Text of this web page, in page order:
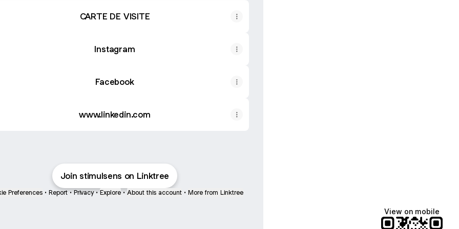
CARTE DE VISITE
Instagram
Facebook
www.linkedin.com
Join stimulsens on Linktree
Preferences • Report • Privacy • Explore • About this account • More from Linktree
View on mobile